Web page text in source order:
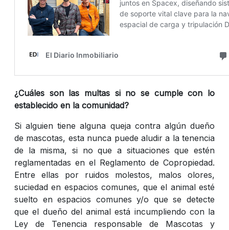
¿Cuáles son las multas si no se cumple con lo
establecido en la comunidad?
Si alguien tiene alguna queja contra algún dueño
de mascotas, esta nunca puede aludir a la tenencia
de la misma, si no que a situaciones que estén
reglamentadas en el Reglamento de Copropiedad.
Entre ellas por ruidos molestos, malos olores,
suciedad en espacios comunes, que el animal esté
suelto en espacios comunes y/o que se detecte
que el dueño del animal está incumpliendo con la
Ley de Tenencia responsable de Mascotas y